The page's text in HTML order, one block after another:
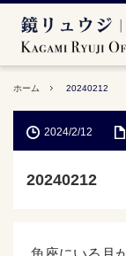
ホーム 20240212
2024/2/12
20240212